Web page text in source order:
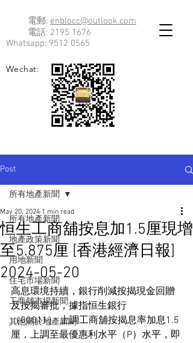
電郵: enblocc@outlook.com
電話: 2195 1676
Whatsapp: 9512 0565
Wechat:
Post
所有地產新聞
地產政策新聞
用地新聞
住宅市場新聞
工商舖市場新聞
其他關於地產新聞
所有地產新聞
恒生工商舖按息加1.5厘現增
至5.875厘 [香港經濟日報]
2024-05-20
May 20, 2024 1 min read
高息環境持續，銀行削減按揭現金回贈
及按揭審批，據指恒生銀行
（00011） 上調工商舖按揭息率加息1.5
厘，上調至最優惠利水平（P）水平，即